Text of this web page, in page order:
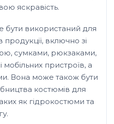
яскравість.
бути використаний для
продукції, включно зі
сумками, рюкзаками,
мобільних пристроїв, а
Вона може також бути
костюмів для
як гідрокостюми та